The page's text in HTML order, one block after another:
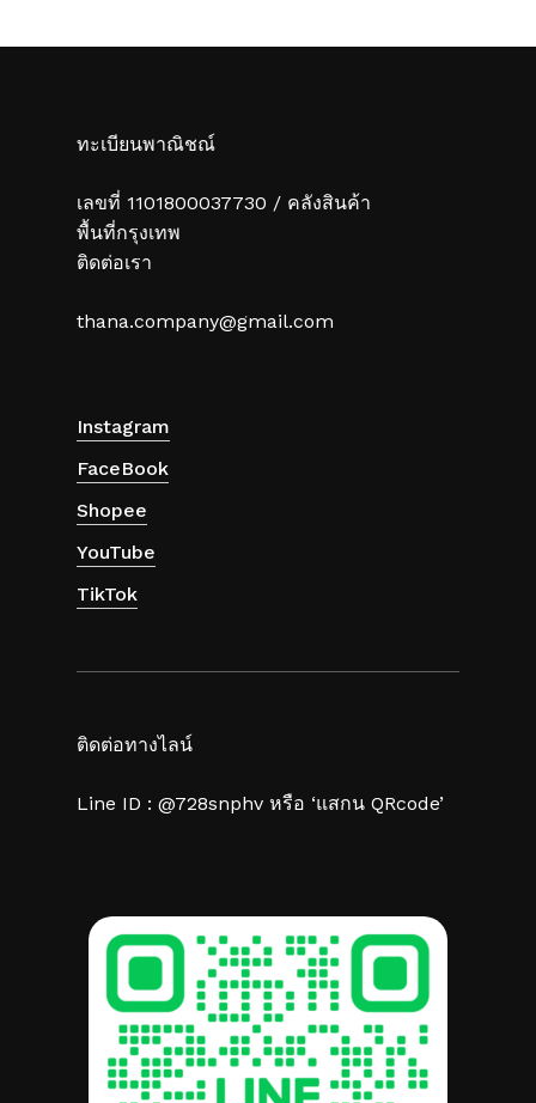
ทะเบียนพาณิชณ์
เลขที่ 1101800037730 / คลังสินค้า
พื้นที่กรุงเทพ
ติดต่อเรา
thana.company@gmail.com
Instagram
FaceBook
Shopee
YouTube
TikTok
ติดต่อทางไลน์
Line ID : @728snphv หรือ ‘แสกน QRcode’